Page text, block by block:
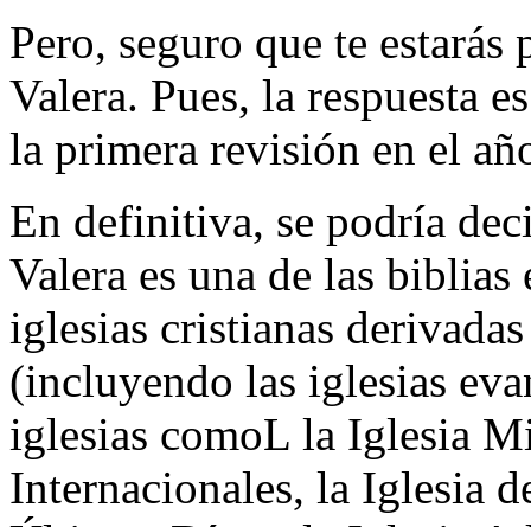
Pero, seguro que te
Valera. Pues, la respuesta
la primera revisión en el
En definitiva, se podría
Valera es una de las biblias
iglesias cristianas
(incluyendo las iglesias
iglesias comoL la Iglesia
Internacionales, la Iglesia